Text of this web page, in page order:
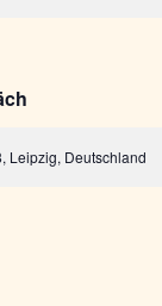
Leipzig, Deutschland